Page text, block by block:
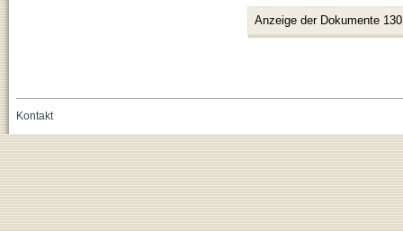
Anzeige der Dokumente
Kontakt